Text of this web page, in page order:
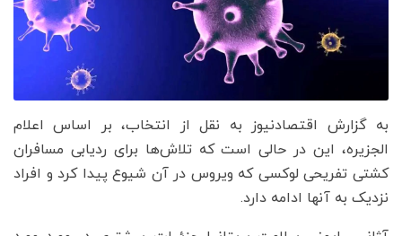
به گزارش اقتصادنیوز به نقل از انتخاب، بر اساس اعلام
الجزیره، این در حالی است که تلاش‌ها برای ردیابی مسافران
کشتی تفریحی لوکسی که ویروس در آن شیوع پیدا کرد و افراد
نزدیک به آنها ادامه دارد.